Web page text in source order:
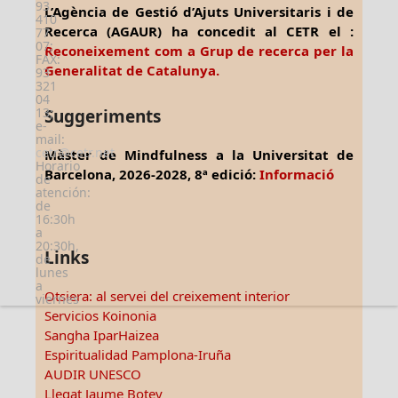
L’Agència de Gestió d’Ajuts Universitaris i de
Recerca (AGAUR) ha concedit al CETR el :
Reconeixement com a Grup de recerca per la
Generalitat de Catalunya.
Suggeriments
Màster de Mindfulness a la Universitat de
Barcelona, 2026-2028, 8ª edició: Informació
Links
Otsiera: al servei del creixement interior
Servicios Koinonia
Sangha IparHaizea
Espiritualidad Pamplona-Iruña
AUDIR UNESCO
Llegat Jaume Botey
93
410
77
07;
FAX:
93
321
04
13;
e-
mail:
cetr@cetr.net
Horario
de
atención:
de
16:30h
a
20:30h,
de
lunes
a
viernes